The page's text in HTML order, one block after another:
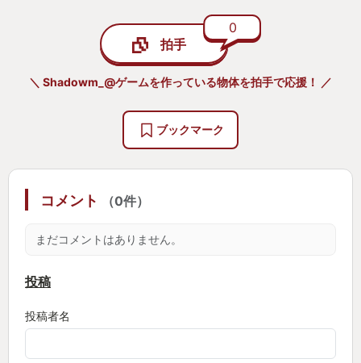
従来のキャラ育成を簡略化し、1ゲーム30分ほどにま
とめ、ローグライク仕立てになった今作は
これまで重く少々手を出し辛かったゲームサイクル
のカジュアル化に見事成功しています。
たということはなく、
相変わらずボスは強ぇザコも強ぇ、絡まない方がい
3人がかりでも全然死ぬ、死ぬ！
じく
拍手
0
＼ Shadowm_@ゲームを作っている物体を拍手で応援！ ／
ブックマーク
コメント （0件）
まだコメントはありません。
投稿
投稿者名